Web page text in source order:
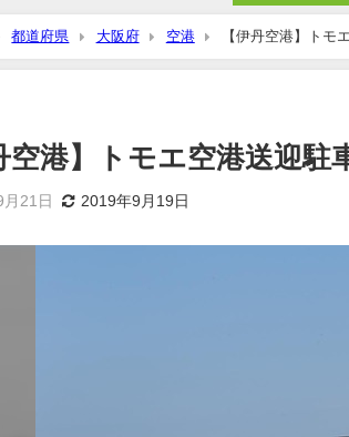
都道府県 大阪府 空港 【伊丹空港】トモ
空港】トモエ空港送迎
21日 2019年9月19日